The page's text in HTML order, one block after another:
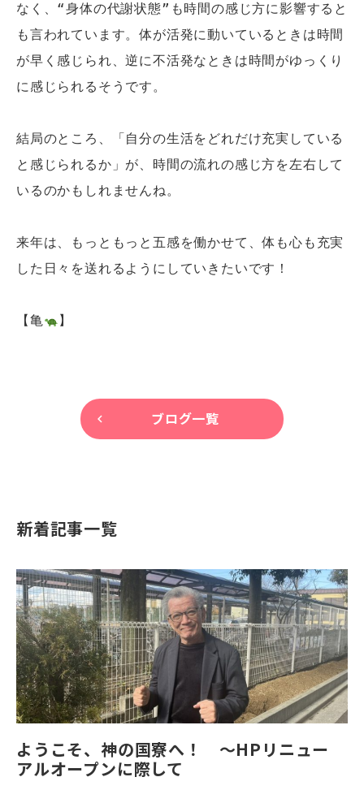
なく、“身体の代謝状態”も時間の感じ方に影響すると
も言われています。体が活発に動いているときは時間
が早く感じられ、逆に不活発なときは時間がゆっくり
に感じられるそうです。
結局のところ、「自分の生活をどれだけ充実している
と感じられるか」が、時間の流れの感じ方を左右して
いるのかもしれませんね。
来年は、もっともっと五感を働かせて、体も心も充実
した日々を送れるようにしていきたいです！
【亀 】
keyboard_arrow_left ブログ一覧
新着記事一覧
ようこそ、神の国寮へ！ ～HPリニュー
アルオープンに際して